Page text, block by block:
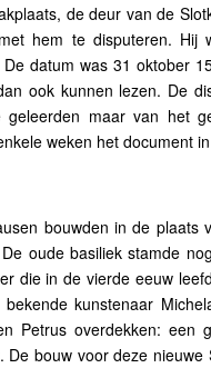
de deur van de
hem te disputeren. Hij
datum was 31 oktober
ook kunnen lezen. De
maar van het
weken het document
bouwden in de
oude basiliek stamde
die in de vierde eeuw
kunstenaar
Petrus overdekken:
De bouw voor deze